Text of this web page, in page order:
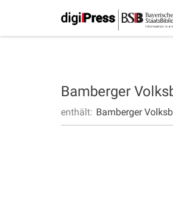
Bamberger
enthält: Bamberger